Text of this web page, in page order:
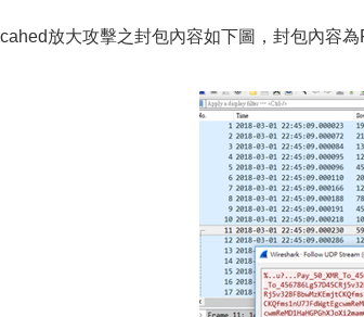
放大攻擊之封包內容如下圖，封包內容